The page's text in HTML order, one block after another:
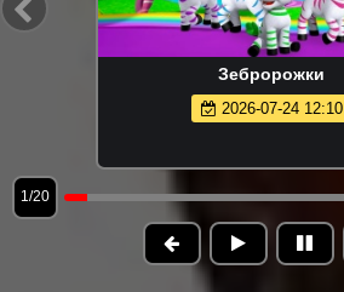
Зебророжки
2026-07-24 12:10
1/20